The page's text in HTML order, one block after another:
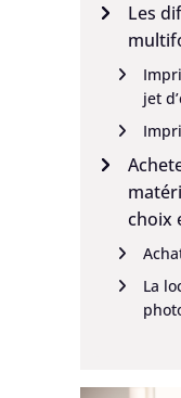
Les
jet
choix
La